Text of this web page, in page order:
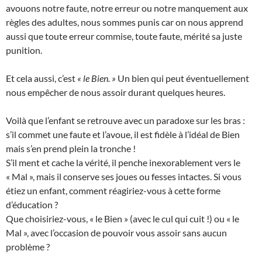
avouons notre faute, notre erreur ou notre manquement aux
règles des adultes, nous sommes punis car on nous apprend
aussi que toute erreur commise, toute faute, mérité sa juste
punition.
Et cela aussi, c’est « le Bien. » Un bien qui peut éventuellement
nous empêcher de nous assoir durant quelques heures.
Voilà que l’enfant se retrouve avec un paradoxe sur les bras :
s’il commet une faute et l’avoue, il est fidèle à l’idéal de Bien
mais s’en prend plein la tronche !
S’il ment et cache la vérité, il penche inexorablement vers le
« Mal », mais il conserve ses joues ou fesses intactes. Si vous
étiez un enfant, comment réagiriez-vous à cette forme
d’éducation ?
Que choisiriez-vous, « le Bien » (avec le cul qui cuit !) ou « le
Mal », avec l’occasion de pouvoir vous assoir sans aucun
problème ?